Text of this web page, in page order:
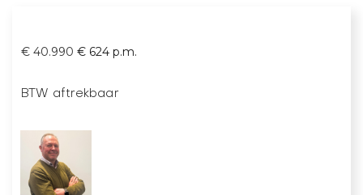
€ 40.990 € 624 p.m.
BTW aftrekbaar